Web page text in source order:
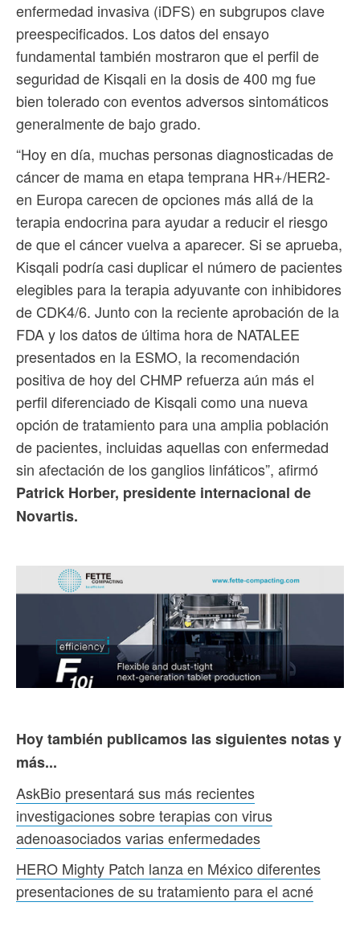
enfermedad invasiva (iDFS) en subgrupos clave
preespecificados. Los datos del ensayo
fundamental también mostraron que el perfil de
seguridad de Kisqali en la dosis de 400 mg fue
bien tolerado con eventos adversos sintomáticos
generalmente de bajo grado.
“Hoy en día, muchas personas diagnosticadas de
cáncer de mama en etapa temprana HR+/HER2-
en Europa carecen de opciones más allá de la
terapia endocrina para ayudar a reducir el riesgo
de que el cáncer vuelva a aparecer. Si se aprueba,
Kisqali podría casi duplicar el número de pacientes
elegibles para la terapia adyuvante con inhibidores
de CDK4/6. Junto con la reciente aprobación de la
FDA y los datos de última hora de NATALEE
presentados en la ESMO, la recomendación
positiva de hoy del CHMP refuerza aún más el
perfil diferenciado de Kisqali como una nueva
opción de tratamiento para una amplia población
de pacientes, incluidas aquellas con enfermedad
sin afectación de los ganglios linfáticos”, afirmó
Patrick Horber, presidente internacional de
Novartis.
Hoy también publicamos las siguientes notas y
más...
AskBio presentará sus más recientes
investigaciones sobre terapias con virus
adenoasociados varias enfermedades
HERO Mighty Patch lanza en México diferentes
presentaciones de su tratamiento para el acné